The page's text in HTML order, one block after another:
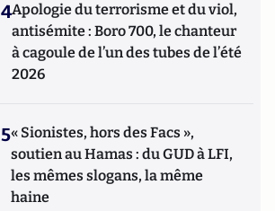
4Apologie du terrorisme et du viol,
antisémite : Boro 700, le chanteur
à cagoule de l’un des tubes de l’été
2026
5« Sionistes, hors des Facs »,
soutien au Hamas : du GUD à LFI,
les mêmes slogans, la même
haine